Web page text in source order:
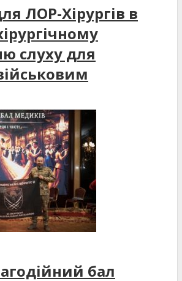
ЛОР-Хірургів в
слуху для
бал